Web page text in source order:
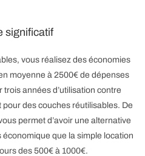
significatif
vous réalisez des économies
moyenne à 2500€ de dépenses
années d’utilisation contre
des couches réutilisables. De
permet d’avoir une alternative
que la simple location
des 500€ à 1000€.